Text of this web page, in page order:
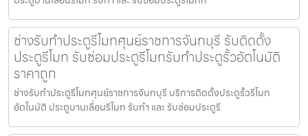
ช่างรับทำประตูรีโมทศุนย์ราชการจันทบุรี รับติดตั้ง
ประตูรีโมท รับซ่อมประตูรีโมทรับทำประตูรั้วอัตโนมัติ
ราคาถูก
ช่างรับทำประตูรีโมทศุนย์ราชการจันทบุรี บริการติดตั้งประตูรั้วรีโมท
อัตโนมัติ ประตูบานเลื่อนรีโมท รับทำ และ รับซ่อมประตูรี